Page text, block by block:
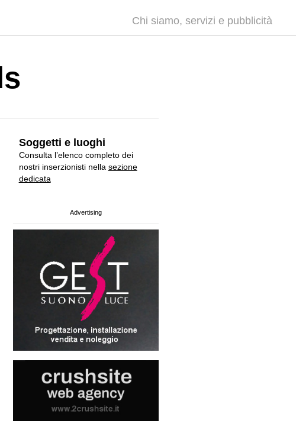
Chi siamo, servizi e pubblicità
Soggetti e luoghi
Consulta l’elenco completo dei
nostri inserzionisti nella sezione
dedicata
Advertising